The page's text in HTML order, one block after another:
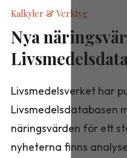
Kalkyler & Verktyg
Nya
Livsmedelsverket har
Livsmedelsdatabasen
näringsvärden för ett
nyheterna finns